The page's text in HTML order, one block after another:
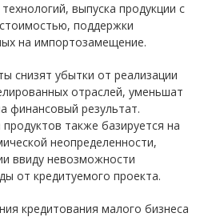
выпуска продукции с
поддержки
на импортозамещение.
снизят убытки от реализации
отраслей, уменьшат
финансовый результат.
также базируется на
неопределенности,
ввиду невозможности
от кредитуемого проекта.
кредитования малого бизнеса